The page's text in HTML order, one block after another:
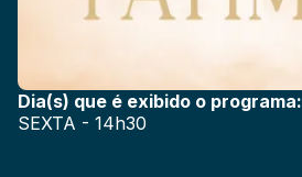
Dia(s) que é exibido o programa:
SEXTA - 14h30